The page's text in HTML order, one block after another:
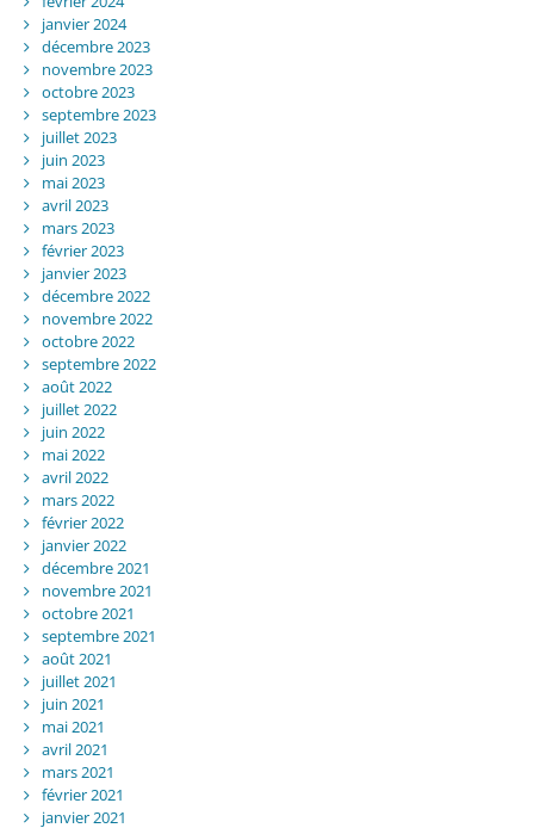
janvier 2024
décembre 2023
novembre 2023
octobre 2023
septembre 2023
juillet 2023
juin 2023
mai 2023
avril 2023
mars 2023
février 2023
janvier 2023
décembre 2022
novembre 2022
octobre 2022
septembre 2022
août 2022
juillet 2022
juin 2022
mai 2022
avril 2022
mars 2022
février 2022
janvier 2022
décembre 2021
novembre 2021
octobre 2021
septembre 2021
août 2021
juillet 2021
juin 2021
mai 2021
avril 2021
mars 2021
février 2021
janvier 2021